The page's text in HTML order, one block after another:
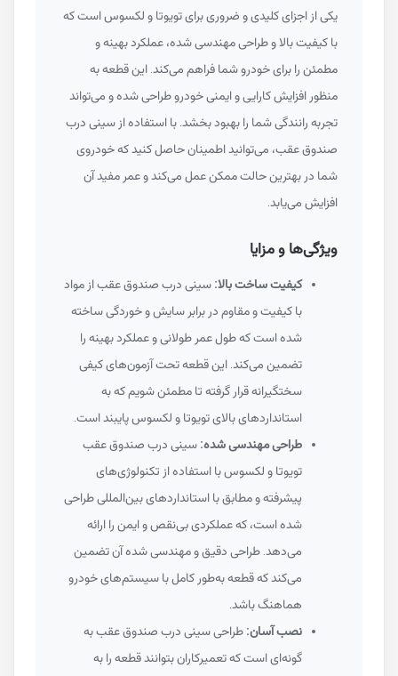
یکی از اجزای کلیدی و ضروری برای تویوتا و لکسوس است که
با کیفیت بالا و طراحی مهندسی شده، عملکرد بهینه و
مطمئن را برای خودرو شما فراهم می‌کند. این قطعه به
منظور افزایش کارایی و ایمنی خودرو طراحی شده و می‌تواند
تجربه رانندگی شما را بهبود بخشد. با استفاده از سینی درب
صندوق عقب، می‌توانید اطمینان حاصل کنید که خودروی
شما در بهترین حالت ممکن عمل می‌کند و عمر مفید آن
افزایش می‌یابد.
ویژگی‌ها و مزایا
کیفیت ساخت بالا:سینی درب صندوق عقب از مواد
با کیفیت و مقاوم در برابر سایش و خوردگی ساخته
شده است که طول عمر طولانی و عملکرد بهینه را
تضمین می‌کند. این قطعه تحت آزمون‌های کیفی
سختگیرانه قرار گرفته تا مطمئن شویم که به
استانداردهای بالای تویوتا و لکسوس پایبند است.
طراحی مهندسی شده:سینی درب صندوق عقب
تویوتا و لکسوس با استفاده از تکنولوژی‌های
پیشرفته و مطابق با استانداردهای بین‌المللی طراحی
شده است، که عملکردی بی‌نقص و ایمن را ارائه
می‌دهد. طراحی دقیق و مهندسی شده آن تضمین
می‌کند که قطعه به‌طور کامل با سیستم‌های خودرو
هماهنگ باشد.
نصب آسان:طراحی سینی درب صندوق عقب به
گونه‌ای است که تعمیرکاران بتوانند قطعه را به